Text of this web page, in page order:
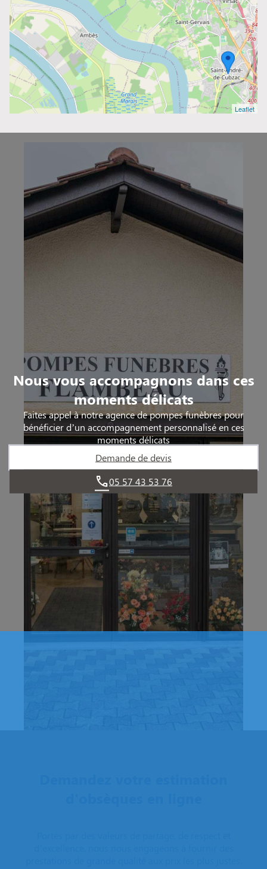
Leaflet
Nous vous accompagnons dans ces
moments délicats
Faites appel à notre agence de pompes funèbres pour
bénéficier d’un accompagnement personnalisé en ces
moments délicats
Demande de devis
05 57 43 53 76